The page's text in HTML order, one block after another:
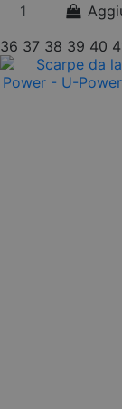
36 37 38 39 40